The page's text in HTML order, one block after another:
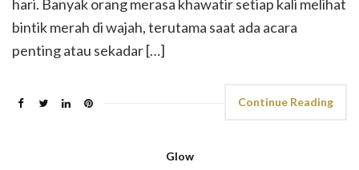
hari. Banyak orang merasa khawatir setiap kali melihat
bintik merah di wajah, terutama saat ada acara
penting atau sekadar […]
Continue Reading
Glow